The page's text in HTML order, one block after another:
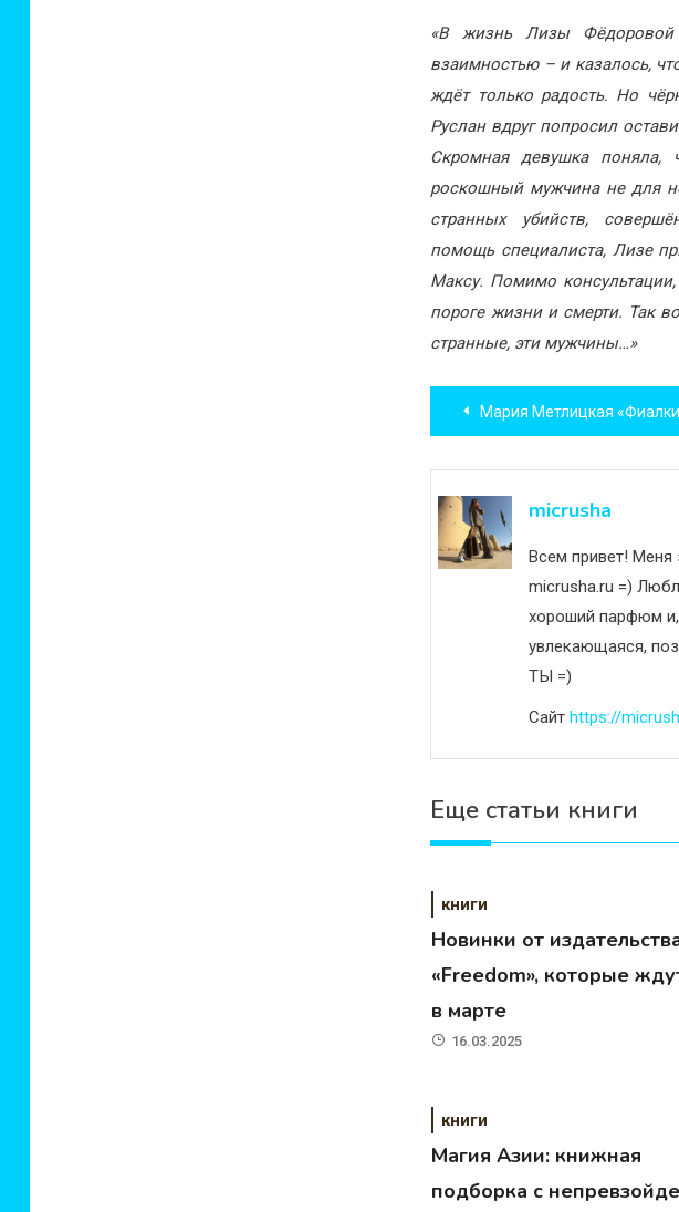
«В жизнь Лизы
взаимностью – и казалось,
ждёт только радость. Но
Руслан вдруг попросил
Скромная девушка поняла,
роскошный мужчина не для
странных убийств,
помощь специалиста, Лизе
Максу. Помимо
пороге жизни и смерти. Так
странные, эти мужчины…»
Навигация
по
записям
Мария Метлицкая «Фиалки на десерт»
micrusha
Всем привет! Меня
micrusha.ru =)
хороший парфюм
увлекающаяся,
ТЫ =)
Сайт https://
Еще статьи книги
книги
Новинки от
«Freedom», которые
в марте
16.03.2025
книги
Магия Азии: книжная
подборка с